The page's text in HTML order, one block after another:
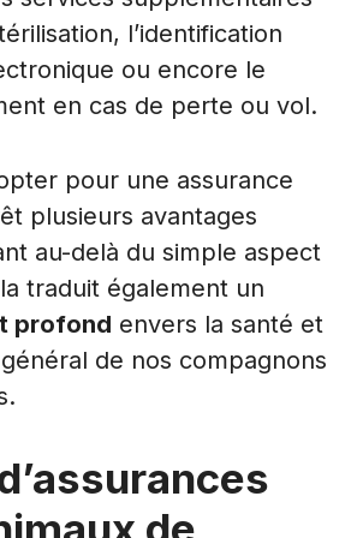
l’identification
ou encore le
en cas de perte ou vol.
pour une assurance
plusieurs avantages
au-delà du simple aspect
traduit également un
profond envers la santé et
de nos compagnons